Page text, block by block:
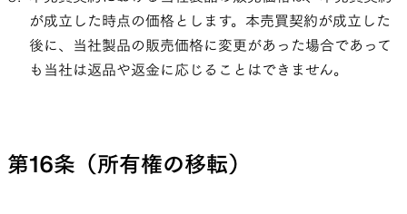
が成立した時点の価格とします。本売買契約が成立した
後に、当社製品の販売価格に変更があった場合であって
も当社は返品や返金に応じることはできません。
第16条（所有権の移転）